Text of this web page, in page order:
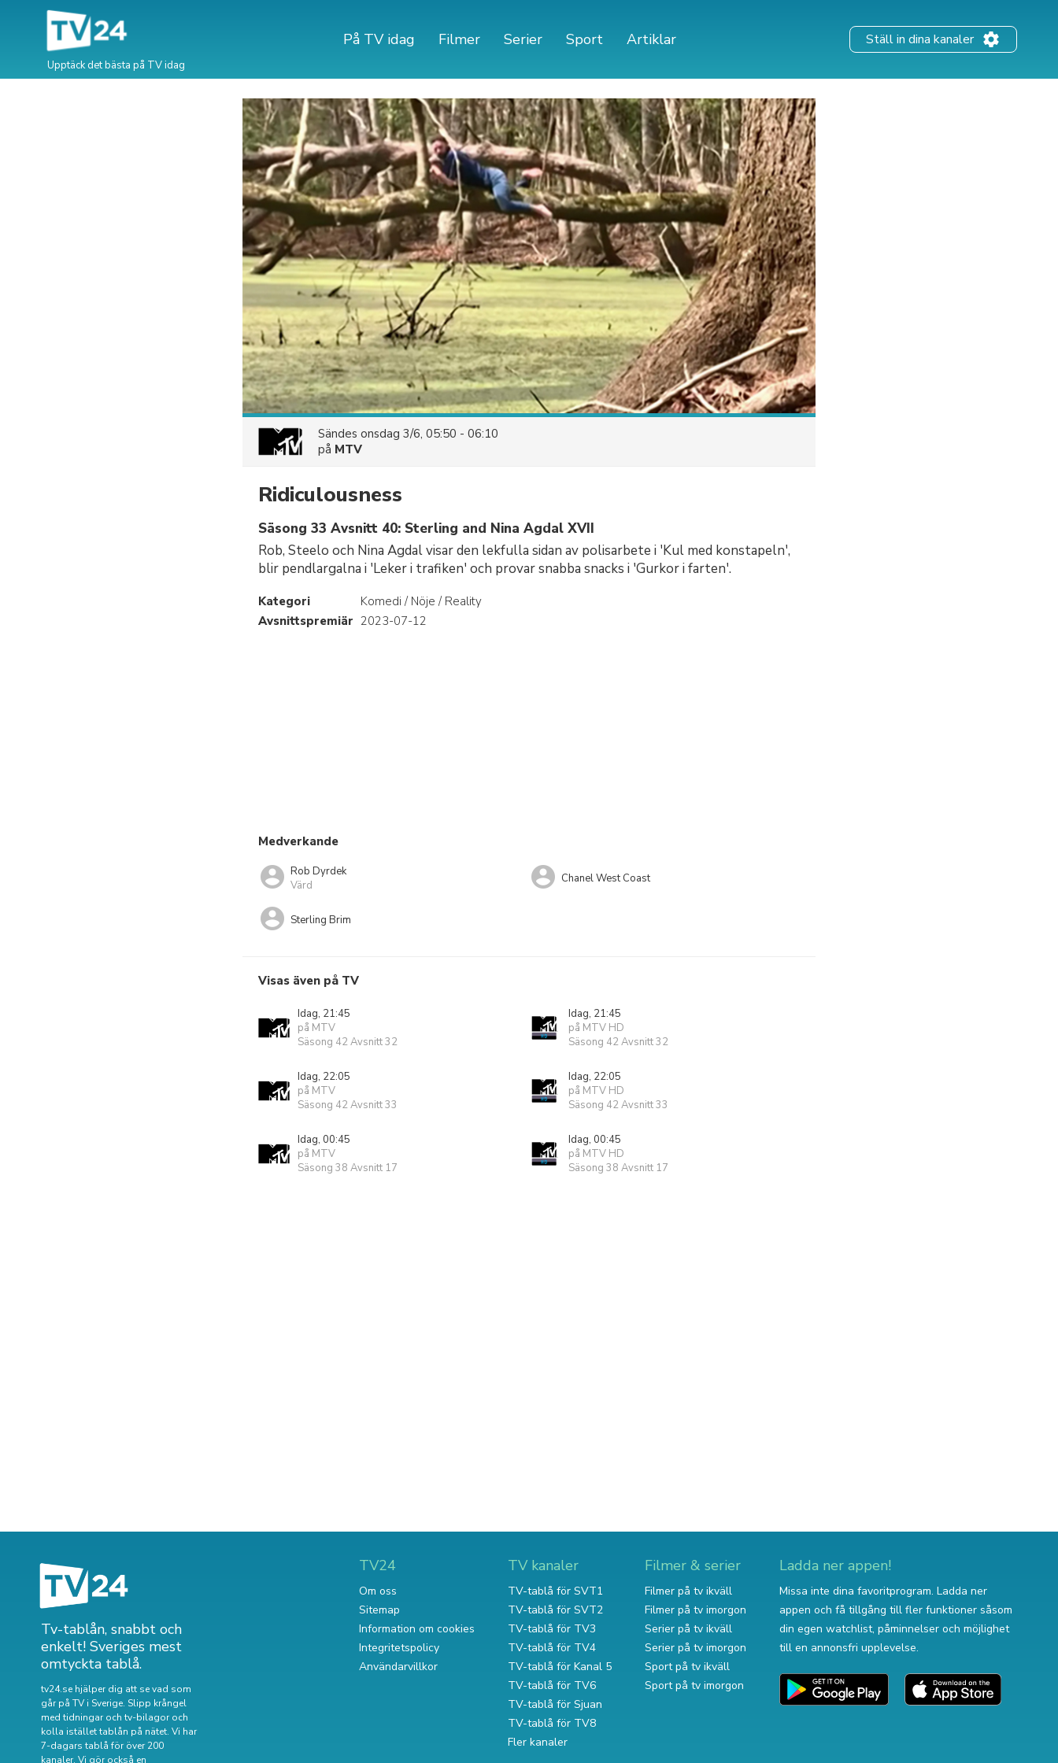
Upptäck det bästa på TV idag
På TV idag Filmer Serier Sport Artiklar Ställ in dina kanaler
Sändes onsdag 3/6, 05:50 - 06:10
på MTV
Ridiculousness
Säsong 33 Avsnitt 40: Sterling and Nina Agdal XVII
Rob, Steelo och Nina Agdal visar den lekfulla sidan av polisarbete i 'Kul med konstapeln',
blir pendlargalna i 'Leker i trafiken' och provar snabba snacks i 'Gurkor i farten'.
Kategori
Komedi / Nöje / Reality
Avsnittspremiär 2023-07-12
Medverkande
Rob Dyrdek
Värd
Chanel West Coast
Sterling Brim
Visas även på TV
Idag, 21:45
på MTV
Säsong 42 Avsnitt 32
Idag, 21:45
på MTV HD
Säsong 42 Avsnitt 32
Idag, 22:05
på MTV
Säsong 42 Avsnitt 33
Idag, 22:05
på MTV HD
Säsong 42 Avsnitt 33
Idag, 00:45
på MTV
Säsong 38 Avsnitt 17
Idag, 00:45
på MTV HD
Säsong 38 Avsnitt 17
Tv-tablån, snabbt och
enkelt! Sveriges mest
omtyckta tablå.
tv24.se hjälper dig att se vad som
går på TV i Sverige. Slipp krångel
med tidningar och tv-bilagor och
kolla istället tablån på nätet. Vi har
7-dagars tablå för över 200
kanaler. Vi gör också en
TV24
Om oss
Sitemap
Information om cookies
Integritetspolicy
Användarvillkor
TV kanaler
TV-tablå för SVT1
TV-tablå för SVT2
TV-tablå för TV3
TV-tablå för TV4
TV-tablå för Kanal 5
TV-tablå för TV6
TV-tablå för Sjuan
TV-tablå för TV8
Fler kanaler
Filmer & serier
Filmer på tv ikväll
Filmer på tv imorgon
Serier på tv ikväll
Serier på tv imorgon
Sport på tv ikväll
Sport på tv imorgon
Ladda ner appen!
Missa inte dina favoritprogram. Ladda ner
appen och få tillgång till fler funktioner såsom
din egen watchlist, påminnelser och möjlighet
till en annonsfri upplevelse.